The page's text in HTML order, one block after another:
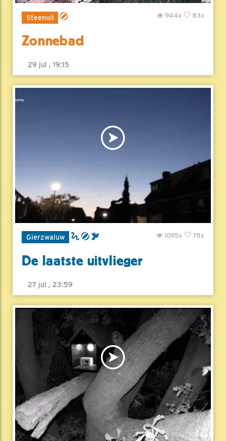
Steenuil 83x
944x
Zonnebad
29 jul , 19:15
Gierzwaluw 78x
1095x
De laatste uitvlieger
27 jul , 23:59